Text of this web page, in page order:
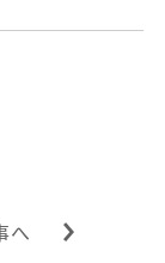
へ